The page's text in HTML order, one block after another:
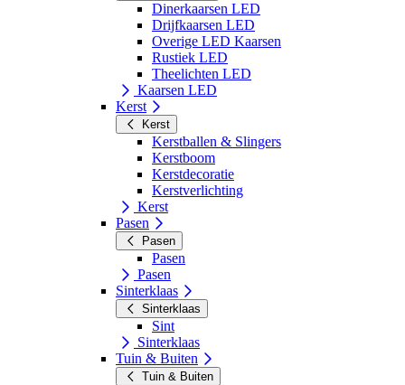
Dinerkaarsen LED
Drijfkaarsen LED
Overige LED Kaarsen
Rustiek LED
Theelichten LED
Kaarsen LED
Kerst
Kerst
Kerstballen & Slingers
Kerstboom
Kerstdecoratie
Kerstverlichting
Kerst
Pasen
Pasen
Pasen
Pasen
Sinterklaas
Sinterklaas
Sint
Sinterklaas
Tuin & Buiten
Tuin & Buiten